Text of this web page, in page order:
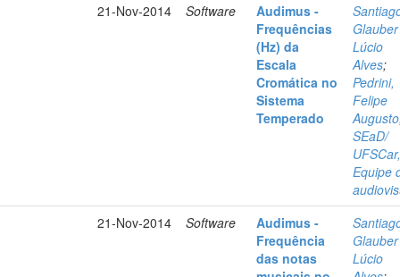
21-Nov-2014
Software
Audimus -
Frequências
(Hz) da
Escala
Cromática no
Sistema
Temperado
Glauber
Lúcio
Alves;
Pedrini,
Felipe
Augusto
SEaD/
UFSCar,
Equipe
21-Nov-2014
Software
Audimus -
Frequência
das notas
Glauber
Lúcio